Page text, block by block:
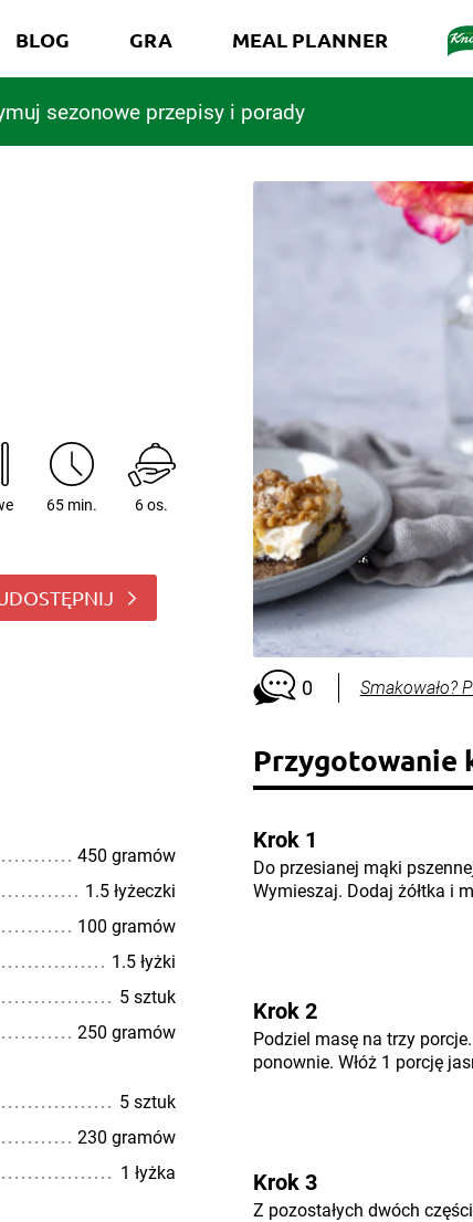
sezonowe przepisy i porady
BLOG GRA MEAL PLANNER
65 min. 6 os.
0 Smakowało?
450 gramów
1.5 łyżeczki
100 gramów
1.5 łyżki
5 sztuk
250 gramów
5 sztuk
230 gramów
1 łyżka
Przygotowanie
Krok 1
Do przesianej mąki
Wymieszaj. Dodaj żółtka i
Krok 2
Podziel masę na trzy
ponownie. Włóż 1 porcję
Krok 3
Z pozostałych dwóch